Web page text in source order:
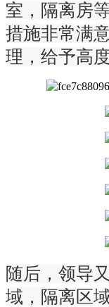
室，隔离房
措施非常满
理，给予高
随后，领导
域，隔离区